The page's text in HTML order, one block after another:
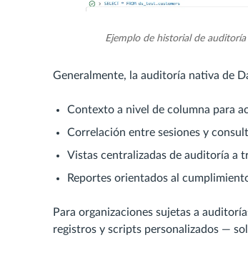
Ejemplo de historial de
Generalmente, la auditoría nativa de
Contexto a nivel de columna para
Correlación entre sesiones y
Vistas centralizadas de auditoría a
Reportes orientados al
Para organizaciones sujetas a
registros y scripts personalizados —